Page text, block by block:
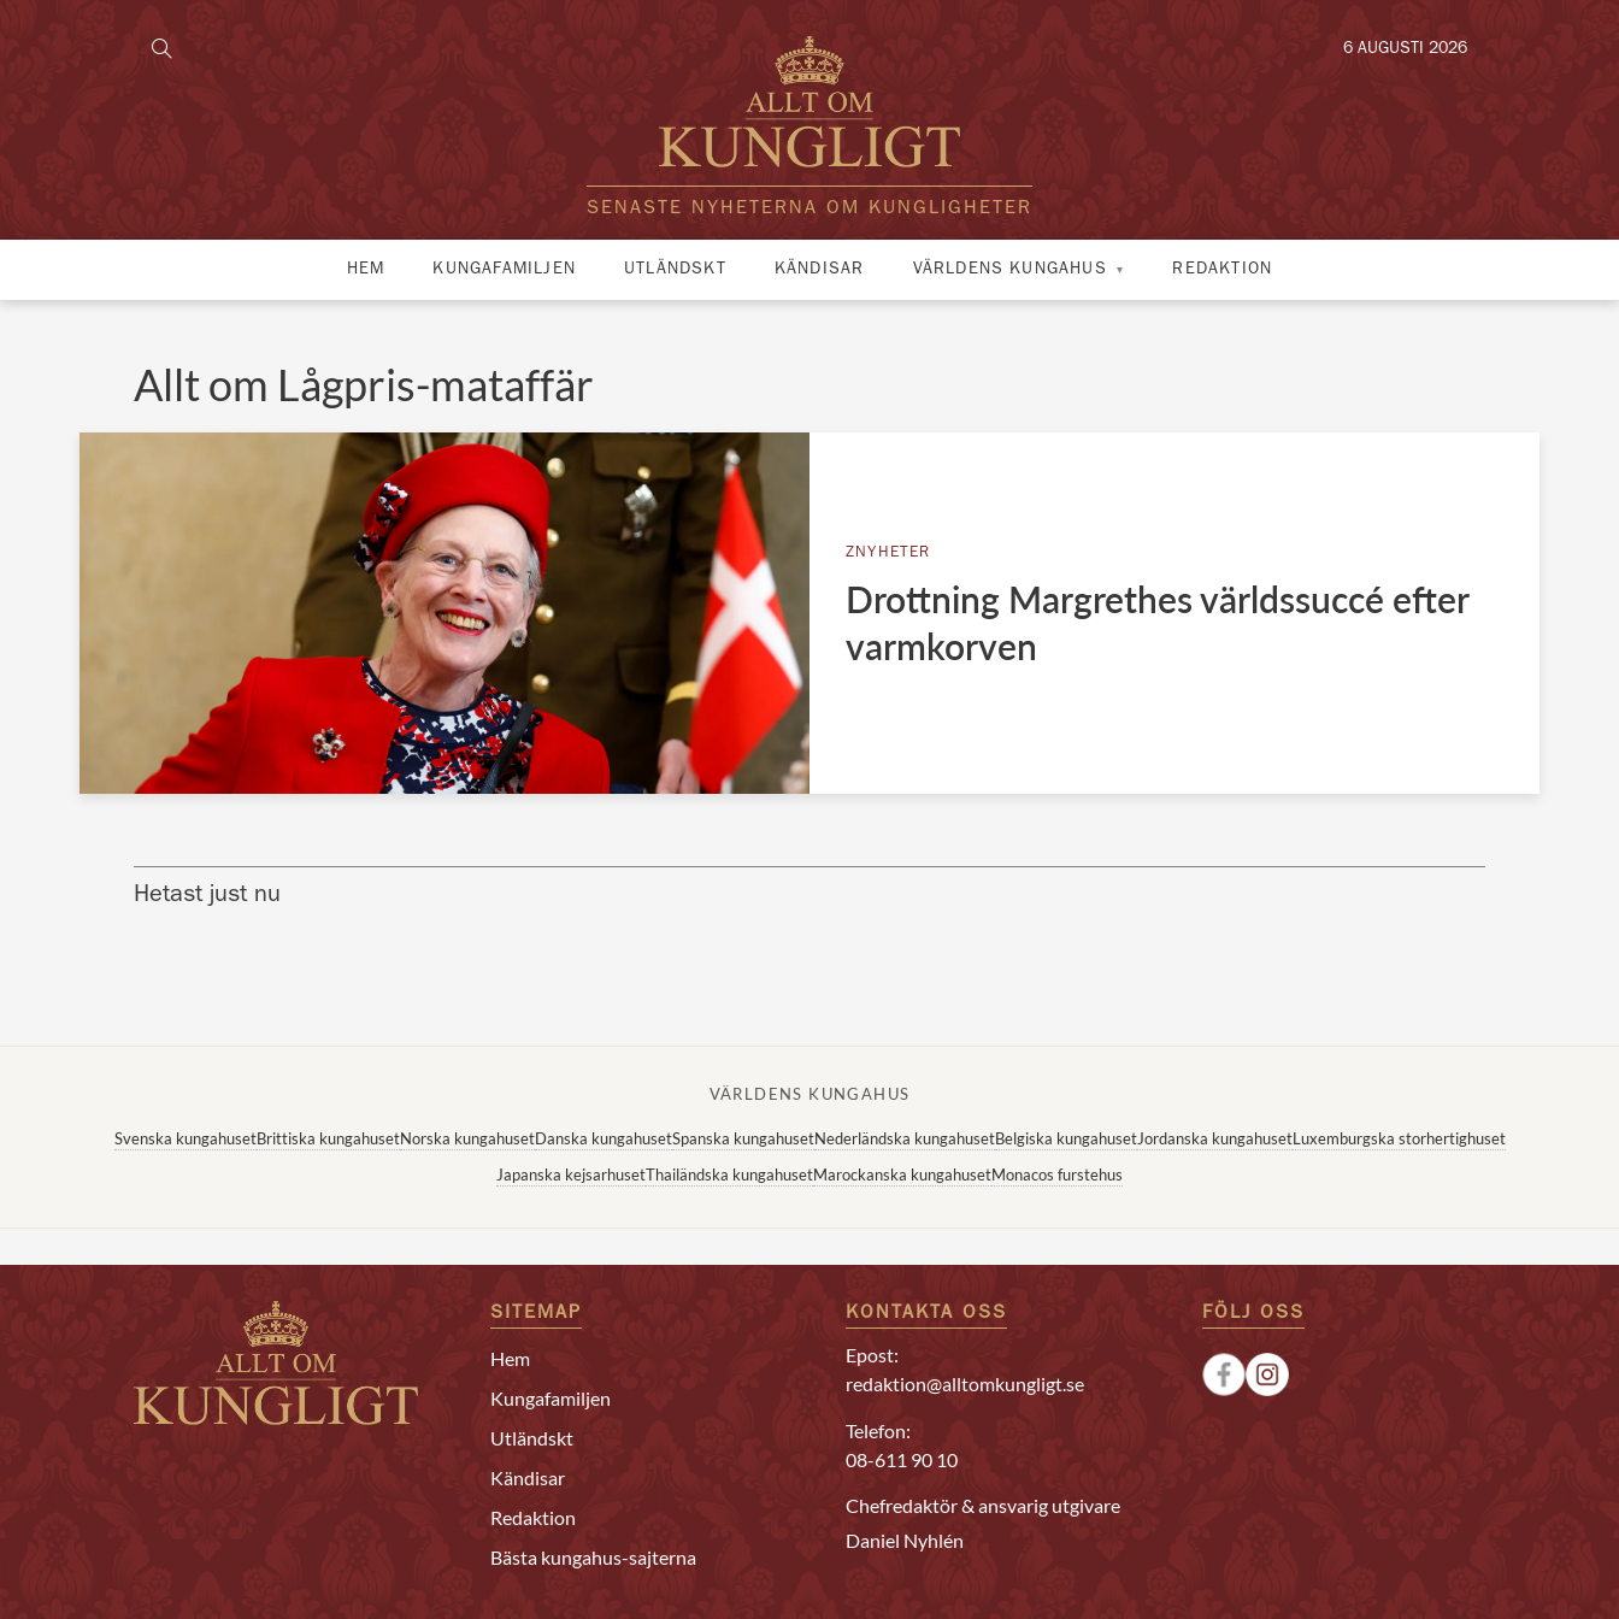
SENASTE NYHETERNA OM KUNGLIGHETER
6 AUGUSTI 2026
HEM KUNGAFAMILJEN UTLÄNDSKT KÄNDISAR VÄRLDENS KUNGAHUS REDAKTION
Allt om Lågpris-mataffär
ZNYHETER
Drottning Margrethes världssuccé efter
varmkorven
Hetast just nu
VÄRLDENS KUNGAHUS
Svenska kungahusetBrittiska kungahusetNorska kungahusetDanska kungahusetSpanska kungahusetNederländska kungahusetBelgiska kungahusetJordanska kungahusetLuxemburgska storhertighuset
Japanska kejsarhusetThailändska kungahusetMarockanska kungahusetMonacos furstehus
SITEMAP
Hem
Kungafamiljen
Utländskt
Kändisar
Redaktion
Bästa kungahus-sajterna
KONTAKTA OSS
Epost:
redaktion@alltomkungligt.se
Telefon:
08-611 90 10
Chefredaktör & ansvarig utgivare
Daniel Nyhlén
FÖLJ OSS